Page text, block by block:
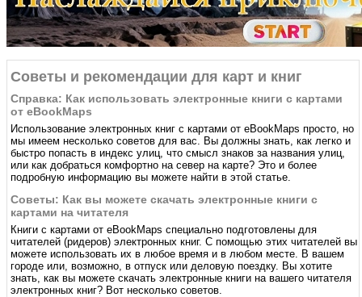
Советы и рекомендации для карт и книг
Справка: Как использовать электронные книги с картами
от eBookMaps
Использование электронных книг с картами от eBookMaps простo, но
мы имеем несколько советов для вас. Вы должны знать, как легко и
быстро попасть в индекс улиц, что смысл знаков за названия улиц,
или как добраться комфортно на север на карте? Это и более
подробную информацию вы можете найти в этой статье.
Советы: Как вы можете скачать электронные книги с
картами на читателя
Книги с картами от eBookMaps специально подготовлены для
читателей (ридеров) электронных книг. С помощью этих читателей вы
можете использовать их в любое время и в любом месте. В вашем
городе или, возможно, в отпуск или деловую поездку. Вы хотите
знать, как вы можете скачать электронные книги на вашего читателя
электронных книг? Вот несколько советов.